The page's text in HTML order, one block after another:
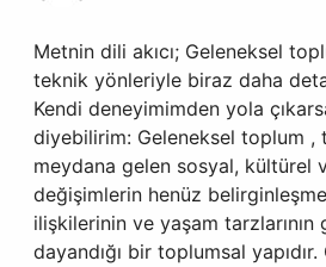
Metnin dili akıcı; Geleneksel
teknik yönleriyle biraz daha
Kendi deneyimimden yola
diyebilirim: Geleneksel toplum ,
meydana gelen sosyal, kültürel
değişimlerin henüz
ilişkilerinin ve yaşam tarzlarının
dayandığı bir toplumsal